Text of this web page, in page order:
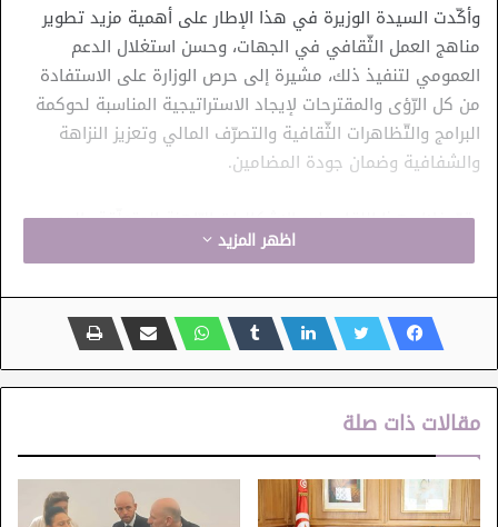
وأكّدت السيدة الوزيرة في هذا الإطار على أهمية مزيد تطوير
مناهج العمل الثّقافي في الجهات، وحسن استغلال الدعم
العمومي لتنفيذ ذلك، مشيرة إلى حرص الوزارة على الاستفادة
من كل الرّؤى والمقترحات لإيجاد الاستراتيجية المناسبة لحوكمة
البرامج والتّظاهرات الثّقافية والتصرّف المالي وتعزيز النزاهة
والشفافية وضمان جودة المضامين.
وتمّ خلال هذا اللقاء طرح الإشكاليات الرّاهنة المتعلّقة بالدعم
العمومي الموجّه لإسناد أهل الاختصاص في مجالات إبداعية
وتشجيع كل المبدعين على قدر من المساواة، وأهمية التسريع
في تنفيذ مشروع المنصّة الرّقمية للتصرّف في منظومة الدعم
العمومي، والتّحسيس بقيمة ثقافة حقوق الملكية الفكرية
وتعميم هذا الوعي ونشره وعدم التخاذل في حماية الحقوق
الملكية والأدبية والفنية لممتهنيه.
اظهر المزيد
مقالات ذات صلة